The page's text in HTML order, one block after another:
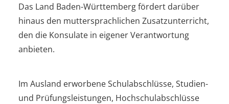
Das Land Baden-Württemberg fördert darüber
hinaus den muttersprachlichen Zusatzunterricht,
den die Konsulate in eigener Verantwortung
anbieten.
Im Ausland erworbene Schulabschlüsse, Studien-
und Prüfungsleistungen, Hochschulabschlüsse